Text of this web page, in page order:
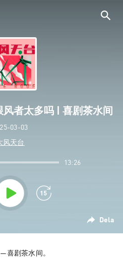
者太多吗 | 喜剧茶水间
03-03
风天台
Dela
13:26
喜剧茶水间。